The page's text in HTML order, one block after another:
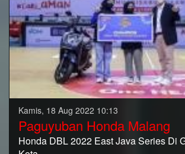
Kamis, 18 Aug 2022 10:13
Paguyuban Honda Malang
Honda DBL 2022 East Java Series Di